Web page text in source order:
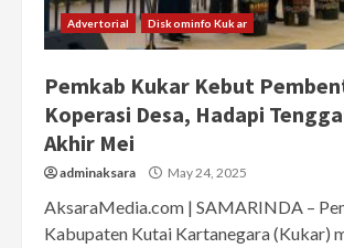
Advertorial Diskominfo Kukar
Pemkab Kukar Kebut
Koperasi Desa, Hadapi
Akhir Mei
adminaksara May 24, 2025
AksaraMedia.com | SAMARINDA –
Kabupaten Kutai Kartanegara (Kukar)